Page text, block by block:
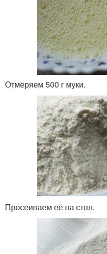
Отмеряем 500 г муки.
Просеиваем её на стол.